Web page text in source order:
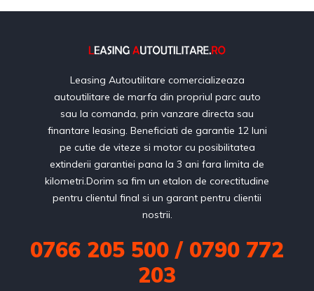
Leasing Autoutilitare comercializeaza
autoutilitare de marfa din propriul parc auto
sau la comanda, prin vanzare directa sau
finantare leasing. Beneficiati de garantie 12 luni
pe cutie de viteze si motor cu posibilitatea
extinderii garantiei pana la 3 ani fara limita de
kilometri.Dorim sa fim un etalon de corectitudine
pentru clientul final si un garant pentru clientii
nostrii.
0766 205 500 / 0790 772
203